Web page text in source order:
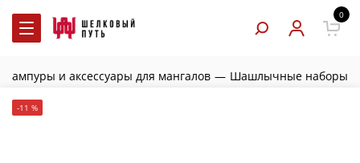
0
Шампуры и аксессуары для мангалов — Шашлычные наборы
-11 %